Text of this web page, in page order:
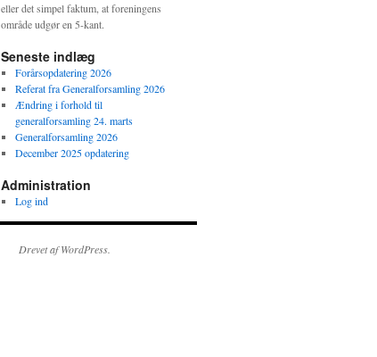
eller det simpel faktum, at foreningens
område udgør en 5-kant.
Seneste indlæg
Forårsopdatering 2026
Referat fra Generalforsamling 2026
Ændring i forhold til
generalforsamling 24. marts
Generalforsamling 2026
December 2025 opdatering
Administration
Log ind
Drevet af WordPress.